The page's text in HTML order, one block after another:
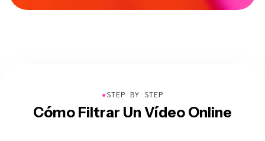
●STEP BY STEP
Cómo Filtrar Un Vídeo Online